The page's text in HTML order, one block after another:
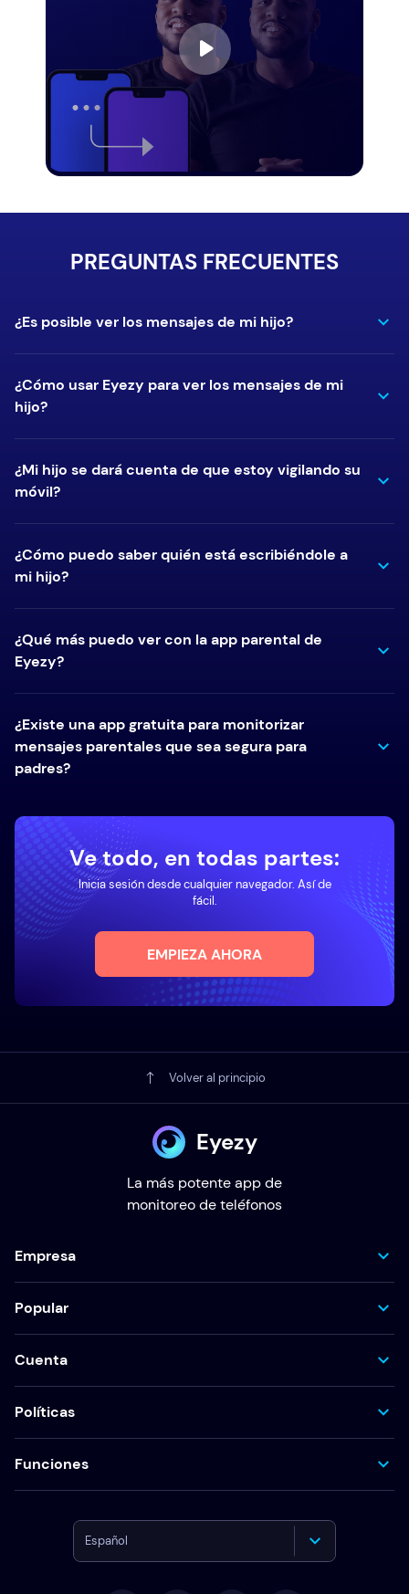
PREGUNTAS FRECUENTES
¿Es posible ver los mensajes de mi hijo?
¿Cómo usar Eyezy para ver los mensajes de mi
hijo?
¿Mi hijo se dará cuenta de que estoy vigilando su
móvil?
¿Cómo puedo saber quién está escribiéndole a
mi hijo?
¿Qué más puedo ver con la app parental de
Eyezy?
¿Existe una app gratuita para monitorizar
mensajes parentales que sea segura para
padres?
Ve todo, en todas partes:
Inicia sesión desde cualquier navegador. Así de
fácil.
EMPIEZA AHORA
Volver al principio
Eyezy
La más potente app de
monitoreo de teléfonos
Empresa
Popular
Cuenta
Políticas
Funciones
Español